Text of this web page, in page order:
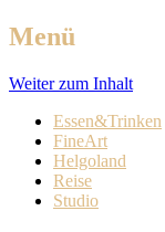
Menü
Weiter zum Inhalt
Essen&Trinken
FineArt
Helgoland
Reise
Studio